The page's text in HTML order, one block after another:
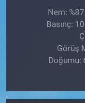
Nem:
Basınç:
Görüş
Doğumu: